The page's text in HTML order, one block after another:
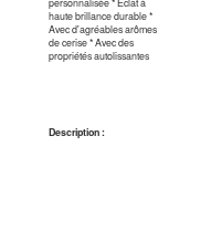
haute brillance durable *
Avec d'agréables arômes
de cerise * Avec des
propriétés autolissantes
Description :